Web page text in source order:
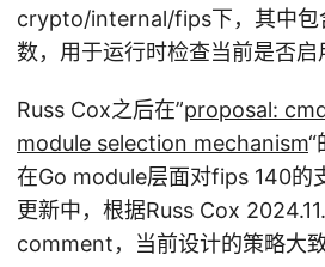
crypto/internal/fips下，其中包
数，用于运行时检查当前是否启
Russ Cox之后在”proposal:
module selection mechanism“
在Go module层面对fips 140的
更新中，根据Russ Cox
comment，当前设计的策略大致